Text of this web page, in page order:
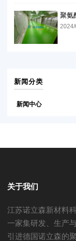
聚氨
新闻分类
新闻中心
关于我们
江苏诺立森新材料
一家集研发、生产
引进德国诺立森的